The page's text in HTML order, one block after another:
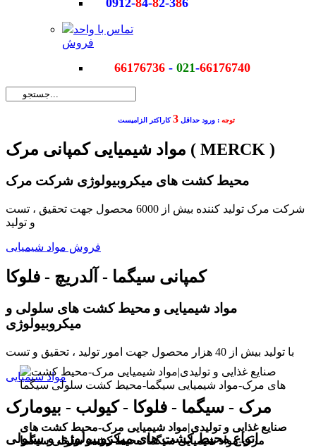
0912-84-82-386
تماس با واحد
فروش
66176736- 021-66176740
توجه : ورود حداقل3کاراکتر الزامیست
مواد شیمیایی کمپانی مرک ( MERCK )
محیط کشت های میکروبیولوژی شرکت مرک
شرکت مرک تولید کننده بیش از 6000 محصول جهت تحقیق ، تست
و تولید
فروش مواد شیمیایی
کمپانی سیگما - آلدریچ - فلوکا
مواد شیمیایی و محیط کشت های سلولی و
میکروبیولوژی
با تولید بیش از 40 هزار محصول جهت امور تولید ، تحقیق و تست
مواد شیمیایی
مرک - سیگما - فلوکا - کیولب - بیومارک
انواع محیط کشت های میکروبیولوژی و سلولی
صنایع غذایی و تولیدی|مواد شیمیایی مرک-محیط کشت های
مرک-مواد شیمیایی سیگما-محیط کشت سلولی سیگما